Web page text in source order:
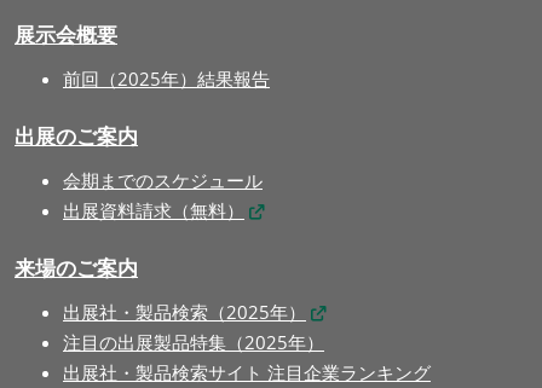
展示会概要
前回（2025年）結果報告
出展のご案内
会期までのスケジュール
出展資料請求（無料）
来場のご案内
出展社・製品検索（2025年）
注目の出展製品特集（2025年）
出展社・製品検索サイト 注目企業ランキング